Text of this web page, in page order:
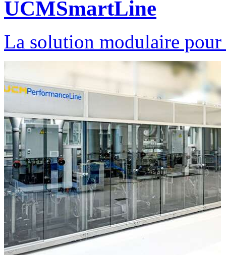
UCMSmartLine
La solution modulaire